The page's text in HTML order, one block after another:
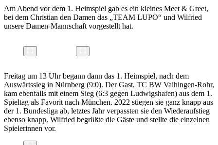
Am Abend vor dem 1. Heimspiel gab es ein kleines Meet & Greet,
bei dem Christian den Damen das „TEAM LUPO“ und Wilfried
unsere Damen-Mannschaft vorgestellt hat.
Freitag um 13 Uhr begann dann das 1. Heimspiel, nach dem
Auswärtssieg in Nürnberg (9:0). Der Gast, TC BW Vaihingen-Rohr,
kam ebenfalls mit einem Sieg (6:3 gegen Ludwigshafen) aus dem 1.
Spieltag als Favorit nach München. 2022 stiegen sie ganz knapp aus
der 1. Bundesliga ab, letztes Jahr verpassten sie den Wiederaufstieg
ebenso knapp. Wilfried begrüßte die Gäste und stellte die einzelnen
Spielerinnen vor.